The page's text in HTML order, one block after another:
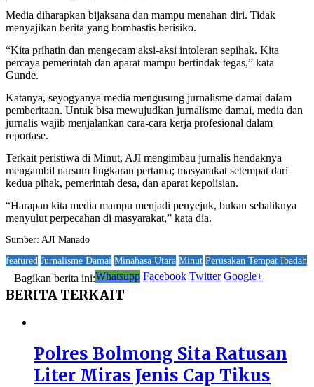
Media diharapkan bijaksana dan mampu menahan diri. Tidak
menyajikan berita yang bombastis berisiko.
“Kita prihatin dan mengecam aksi-aksi intoleran sepihak. Kita
percaya pemerintah dan aparat mampu bertindak tegas,” kata
Gunde.
Katanya, seyogyanya media mengusung jurnalisme damai dalam
pemberitaan. Untuk bisa mewujudkan jurnalisme damai, media dan
jurnalis wajib menjalankan cara-cara kerja profesional dalam
reportase.
Terkait peristiwa di Minut, AJI mengimbau jurnalis hendaknya
mengambil narsum lingkaran pertama; masyarakat setempat dari
kedua pihak, pemerintah desa, dan aparat kepolisian.
“Harapan kita media mampu menjadi penyejuk, bukan sebaliknya
menyulut perpecahan di masyarakat,” kata dia.
Sumber: AJI Manado
featured Jurnalisme Damai Minahasa Utara Minut Perusakan Tempat Ibadah
Bagikan berita ini:Whatsupp Facebook Twitter Google+
BERITA TERKAIT
Polres Bolmong Sita Ratusan
Liter Miras Jenis Cap Tikus